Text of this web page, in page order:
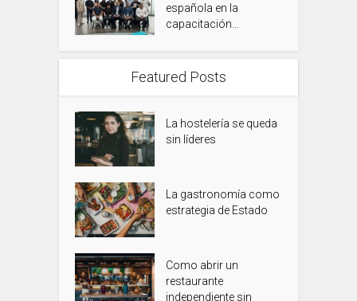
española en la
capacitación...
Featured Posts
La hostelería se queda
sin líderes
La gastronomía como
estrategia de Estado
Como abrir un
restaurante
independiente sin